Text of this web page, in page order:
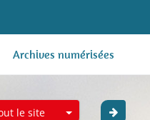
Archives numérisées
le site